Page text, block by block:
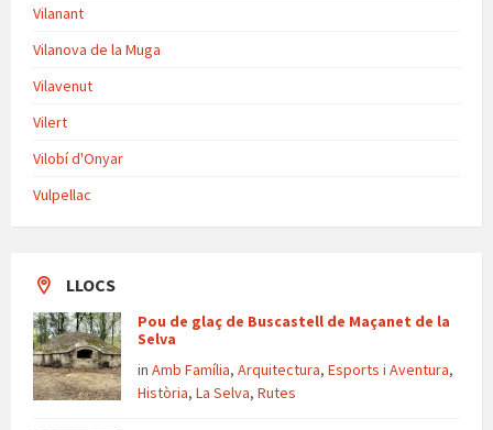
Vilanant
Vilanova de la Muga
Vilavenut
Vilert
Vilobí d'Onyar
Vulpellac
LLOCS
Pou de glaç de Buscastell de Maçanet de la
Selva
in Amb Família, Arquitectura, Esports i Aventura,
Història, La Selva, Rutes